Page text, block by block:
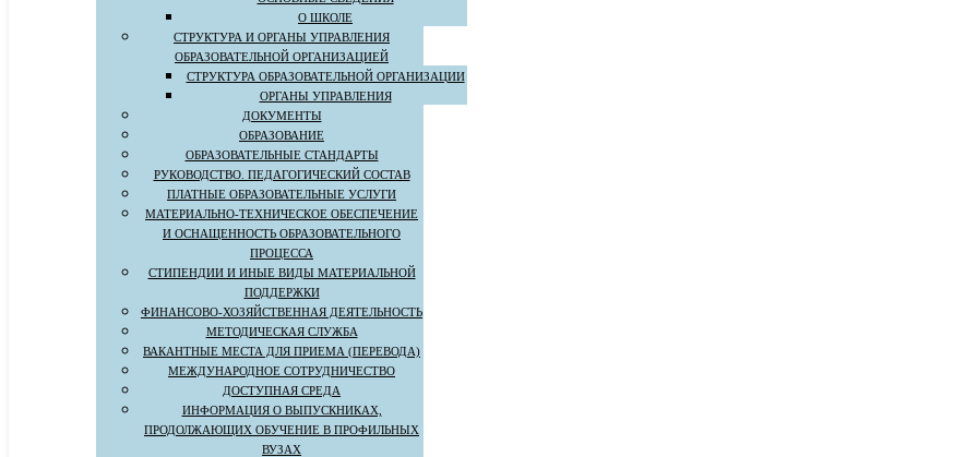
О ШКОЛЕ
СТРУКТУРА И ОРГАНЫ УПРАВЛЕНИЯ
ОБРАЗОВАТЕЛЬНОЙ ОРГАНИЗАЦИЕЙ
СТРУКТУРА ОБРАЗОВАТЕЛЬНОЙ ОРГАНИЗАЦИИ
ОРГАНЫ УПРАВЛЕНИЯ
ДОКУМЕНТЫ
ОБРАЗОВАНИЕ
ОБРАЗОВАТЕЛЬНЫЕ СТАНДАРТЫ
РУКОВОДСТВО. ПЕДАГОГИЧЕСКИЙ СОСТАВ
ПЛАТНЫЕ ОБРАЗОВАТЕЛЬНЫЕ УСЛУГИ
МАТЕРИАЛЬНО-ТЕХНИЧЕСКОЕ ОБЕСПЕЧЕНИЕ
И ОСНАЩЕННОСТЬ ОБРАЗОВАТЕЛЬНОГО
ПРОЦЕССА
СТИПЕНДИИ И ИНЫЕ ВИДЫ МАТЕРИАЛЬНОЙ
ПОДДЕРЖКИ
ФИНАНСОВО-ХОЗЯЙСТВЕННАЯ ДЕЯТЕЛЬНОСТЬ
МЕТОДИЧЕСКАЯ СЛУЖБА
ВАКАНТНЫЕ МЕСТА ДЛЯ ПРИЕМА (ПЕРЕВОДА)
МЕЖДУНАРОДНОЕ СОТРУДНИЧЕСТВО
ДОСТУПНАЯ СРЕДА
ИНФОРМАЦИЯ О ВЫПУСКНИКАХ,
ПРОДОЛЖАЮЩИХ ОБУЧЕНИЕ В ПРОФИЛЬНЫХ
ВУЗАХ